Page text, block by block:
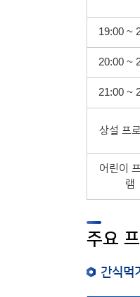
19:00 ~
20:00 ~
21:00 ~
상설 프
어린이
램
주요
간식먹